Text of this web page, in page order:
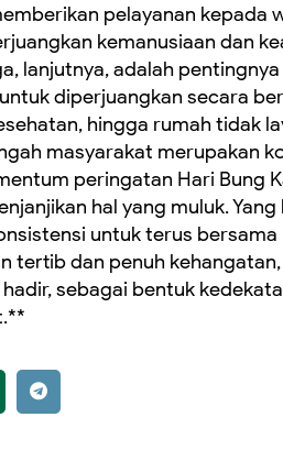
pelayanan kepada
kemanusiaan dan
lanjutnya, adalah
diperjuangkan secara
hingga rumah tidak
masyarakat merupakan
peringatan Hari Bung
hal yang muluk.
untuk terus bersama
tertib dan penuh
sebagai bentuk